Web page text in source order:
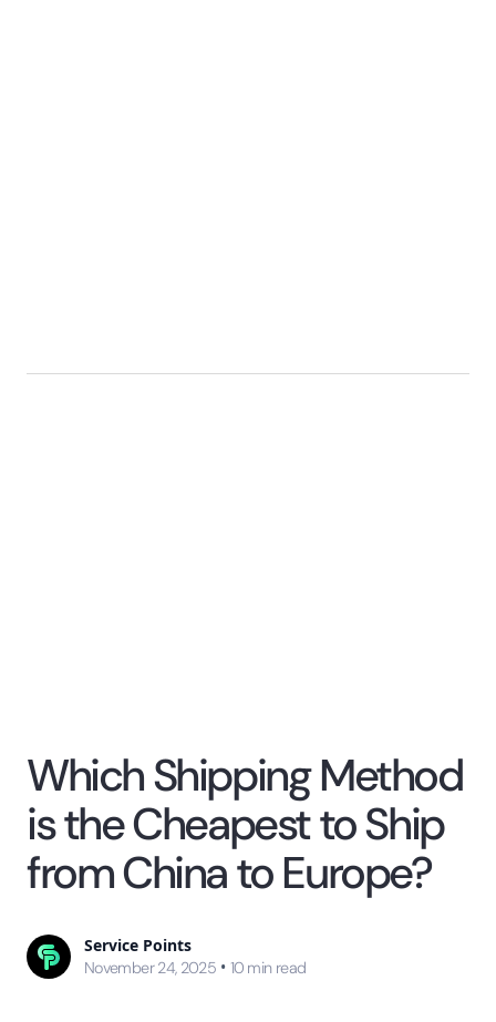
Which Shipping Method
is the Cheapest to Ship
from China to Europe?
Service Points
November 24, 2025 • 10 min read